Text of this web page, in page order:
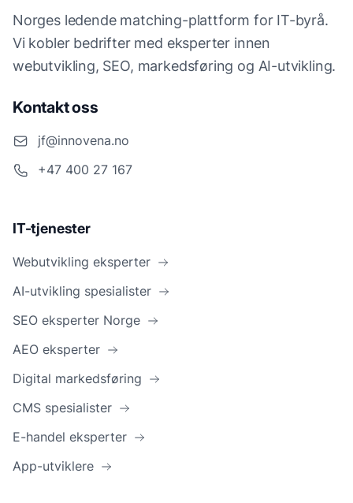
Norges ledende matching-plattform for IT-byrå.
Vi kobler bedrifter med eksperter innen
webutvikling, SEO, markedsføring og AI-utvikling.
Kontakt oss
jf@innovena.no
+47 400 27 167
IT-tjenester
Webutvikling eksperter
AI-utvikling spesialister
SEO eksperter Norge
AEO eksperter
Digital markedsføring
CMS spesialister
E-handel eksperter
App-utviklere